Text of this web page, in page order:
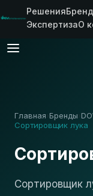
Решения
ЭкспертизаО
Главная› Бренды
Сортировщик лука
Сортировщик